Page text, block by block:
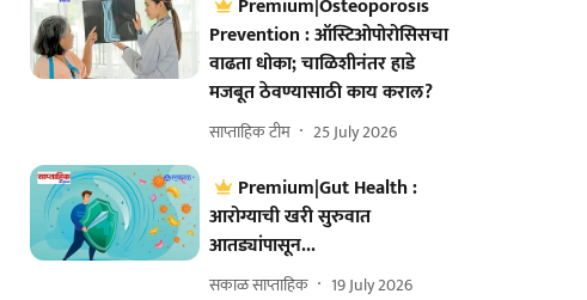
Premium|Osteoporosis
Prevention : ऑस्टिओपोरोसिसचा
वाढता धोका; चाळिशीनंतर हाडे
मजबूत ठेवण्यासाठी काय कराल?
साप्ताहिक टीम 25 July 2026
Premium|Gut Health :
आरोग्याची खरी सुरुवात
आतड्यांपासून...
सकाळ साप्ताहिक 19 July 2026